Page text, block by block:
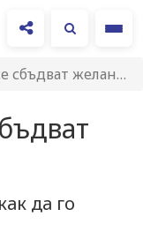
желания!
да го